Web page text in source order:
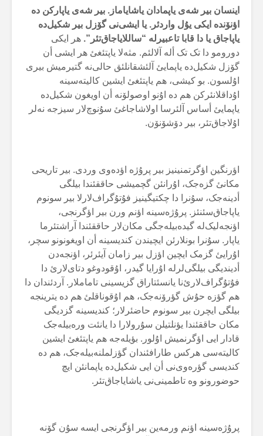
اینسان بیر شەی یاپمادان یاشایاماز. بیر شەی یاپارکن دە
اؤنۆندە ایکی یۇل واردئر. یا ایشی‌نی گۆزل بیر شکیل‌دە
یاپاجاق یا دا قابا تاعبیرلە “ساللایاجاق‌تئر”. هر ایکی
دورومو دا تک تک ألە آلالئم. مثەلا یاپتئغئ هر ایشی أن
گۆزل شکیل‌دە یاپمایئ آلئشقانلئق حالی‌نە گتیرمیش بیری
اۇلسون. بو کیشی، هم یاپتئغئ ایشین کالیتەسینە
اۇداقلانئرکن هم دە اۇنو اوصولۆنە أن اویغون شکیل‌دە
یاپمایئ أساس آلئرسا اولاشاجاغئ سۇنوچ‌لار سیزجە نەلر
اۇلاجاق‌تئر، بیر دۆشۆنۆن.
اؤرنگین اؤگرتمنینیز بیر پرۇژە اؤدەوی وردی. بیر تاریحی
مکانئ گزەجک، اۇرانئن گچمیشی حاققئندا بیلگی
أدینەجک، سۇنرا دا چکتیگینیز فۇتۇگراف‌لارلا بیر سونوم
یاپاجاق‌سئنئز. پرۇژەسینە اؤنم ورن بیر اؤگرنجی،
اؤنجەلیک‌لە گیدەبیلەجگی مکان‌لار حاققئندا آراشتئرما
یاپار. سۇنرا بونلارئن ایچیندن کندیسینە أن اویغونونو سچر،
اۇرایئ گزمک ایچین اؤزل بیر زامان آیئرئر، اؤنجەدن
أدیندیگی بیلگی‌لرلە اۇرایا گیدر، اۇقودوغو دتای‌لارئ دا
فۇتۇگراف‌لارئ‌نا یانسئتاراق گزیسینی تاماملار. آردئندان دا
هم گؤزە حۇش گؤرۆنەجک، هم اۇقوناقلئ هم دە یترینجە
بیلگی ایچرن بیر سونوم حاضئرلار؛ کندیسینە گزدیگی
مکان حاققئندا یؤنلتیلن سۇرولارا دا یانئت ورەبیلەجک
قادار ایی اؤگرنمیش اۇلور. بؤیلەجە هم یاپتئغئ ایشین
کالیتەسی هرکس طارافئندان گؤزلملنەبیلەجک، هم دە
کندیسی گؤرەوی‌نی أن ایی شکیل‌دە یاپمانئن ایچ
حوضورونو وە تاطمینی‌نی یاشایاجاق‌تئر.
پرۇژەسینە اؤنم ورمەین بیر اؤگرنجی ایسە سۇن گۆنە